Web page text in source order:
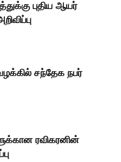
புதிய ஆயர்
சந்தேக நபர்
ரவிகரனின்